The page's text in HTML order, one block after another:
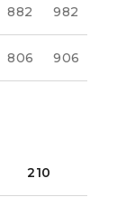
882 982
806 906
210